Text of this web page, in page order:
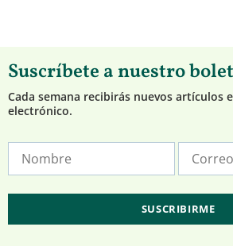
Suscríbete a nuestro
Cada semana recibirás nuevos artículos
electrónico.